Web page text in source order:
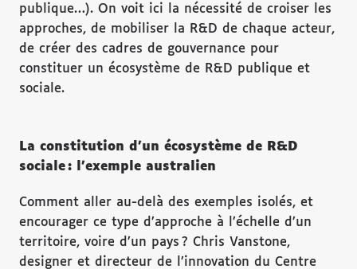
publique…). On voit ici la nécessité de croiser les
approches, de mobiliser la R&D de chaque acteur,
de créer des cadres de gouvernance pour
constituer un écosystème de R&D publique et
sociale.
La constitution d’un écosystème de R&D
sociale : l’exemple australien
Comment aller au-delà des exemples isolés, et
encourager ce type d’approche à l’échelle d’un
territoire, voire d’un pays ? Chris Vanstone,
designer et directeur de l’innovation du Centre